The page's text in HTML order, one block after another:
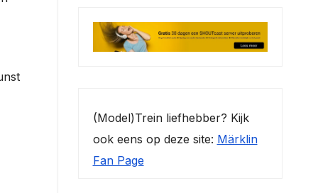
(Model)Trein liefhebber? Kijk
ook eens op deze site: Märklin
Fan Page